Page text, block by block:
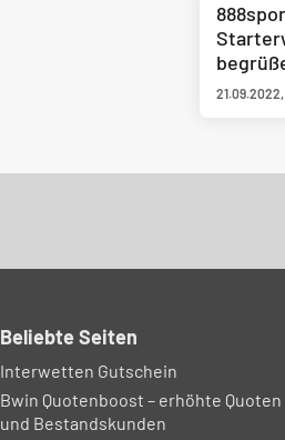
21.09.2022,
Beliebte Seiten
Interwetten Gutschein
Bwin Quotenboost – erhöhte
und Bestandskunden